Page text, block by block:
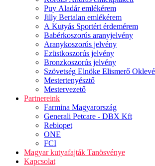
Puy Aladár emlékérem
Jilly Bertalan emlékérem
A Kutyás Sportért érdemérem
Babérkoszorús aranyjelvény
Aranykoszorús jelvény
Ezüstkoszorús jelvény
Bronzkoszorús jelvény
Szövetség Elnöke Elismerő
Mestertenyésztő
Mestervezető
Partnereink
Farmina Magyarország
Generali Petcare - DBX Kft
Rebiopet
ONE
FCI
Magyar kutyafajták Tanösvénye
Kapcsolat